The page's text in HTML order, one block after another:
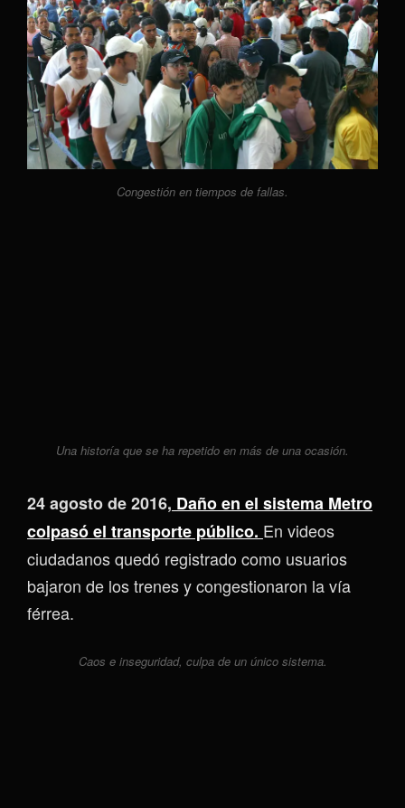
Congestión en tiempos de fallas.
Una historía que se ha repetido en más de una ocasión.
24 agosto de 2016, Daño en el sistema Metro
colpasó el transporte público. En videos
ciudadanos quedó registrado como usuarios
bajaron de los trenes y congestionaron la vía
férrea.
Caos e inseguridad, culpa de un único sistema.